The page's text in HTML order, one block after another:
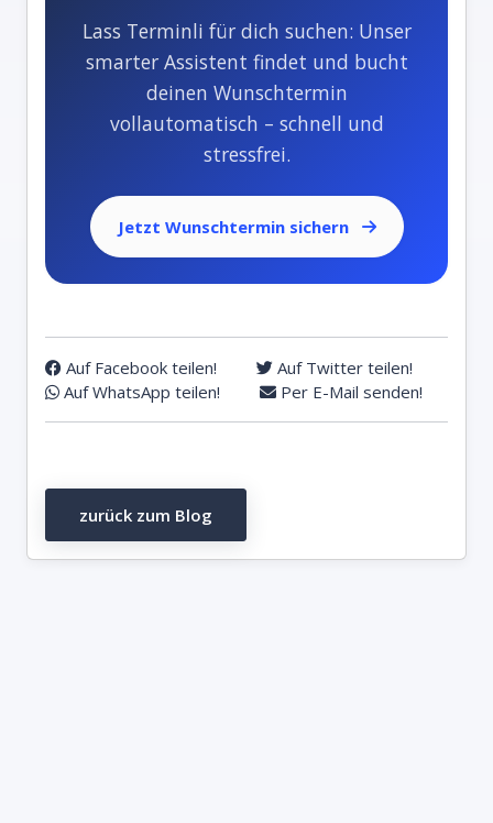
Lass Terminli für dich suchen: Unser
smarter Assistent findet und bucht
deinen Wunschtermin
vollautomatisch – schnell und
stressfrei.
Jetzt Wunschtermin sichern
Auf Facebook teilen!
Auf Twitter teilen!
Auf WhatsApp teilen!
Per E-Mail senden!
zurück zum Blog